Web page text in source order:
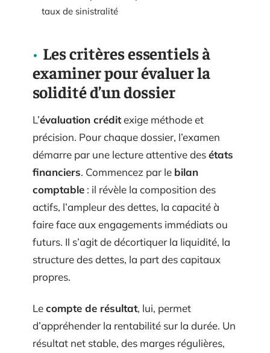
taux de sinistralité
Les critères essentiels à
examiner pour évaluer la
solidité d’un dossier
L’évaluation créditexige méthode et
précision. Pour chaque dossier, l’examen
démarre par une lecture attentive desétats
financiers. Commencez par le bilan
comptable : il révèle la composition des
actifs, l’ampleur des dettes, la capacité à
faire face aux engagements immédiats ou
futurs. Il s’agit de décortiquer la liquidité, la
structure des dettes, la part des capitaux
propres.
Lecompte de résultat, lui, permet
d’appréhender la rentabilité sur la durée. Un
résultat net stable, des marges régulières,